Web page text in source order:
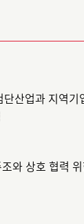
산업과 지역기
와 상호 협력